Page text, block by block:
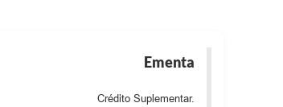
Ementa
Crédito Suplementar.